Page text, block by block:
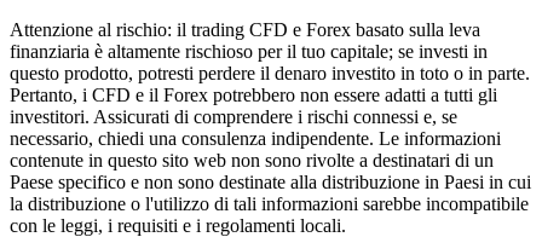
Attenzione al rischio: il trading CFD e Forex basato sulla leva
finanziaria è altamente rischioso per il tuo capitale; se investi in
questo prodotto, potresti perdere il denaro investito in toto o in parte.
Pertanto, i CFD e il Forex potrebbero non essere adatti a tutti gli
investitori. Assicurati di comprendere i rischi connessi e, se
necessario, chiedi una consulenza indipendente. Le informazioni
contenute in questo sito web non sono rivolte a destinatari di un
Paese specifico e non sono destinate alla distribuzione in Paesi in cui
la distribuzione o l'utilizzo di tali informazioni sarebbe incompatibile
con le leggi, i requisiti e i regolamenti locali.